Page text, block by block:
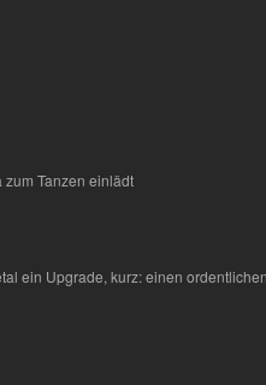
Tanzen einlädt
ein Upgrade, kurz: einen